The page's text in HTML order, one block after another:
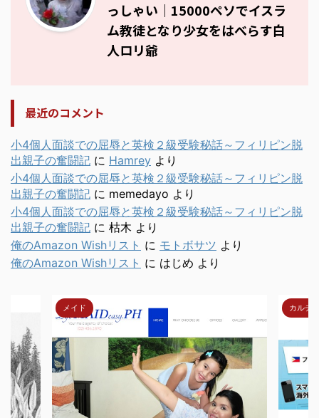
っしゃい｜15000ペソでイスラ
ム教徒となり少女をはべらす白
人ロリ爺
最近のコメント
小4個人面談での屈辱と英検２級受験秘話～フィリピン脱
出親子の奮闘記 に Hamrey より
小4個人面談での屈辱と英検２級受験秘話～フィリピン脱
出親子の奮闘記 に memedayo より
小4個人面談での屈辱と英検２級受験秘話～フィリピン脱
出親子の奮闘記 に 枯木 より
俺のAmazon Wishリスト に モトボサツ より
俺のAmazon Wishリスト に はじめ より
メイド カルチ